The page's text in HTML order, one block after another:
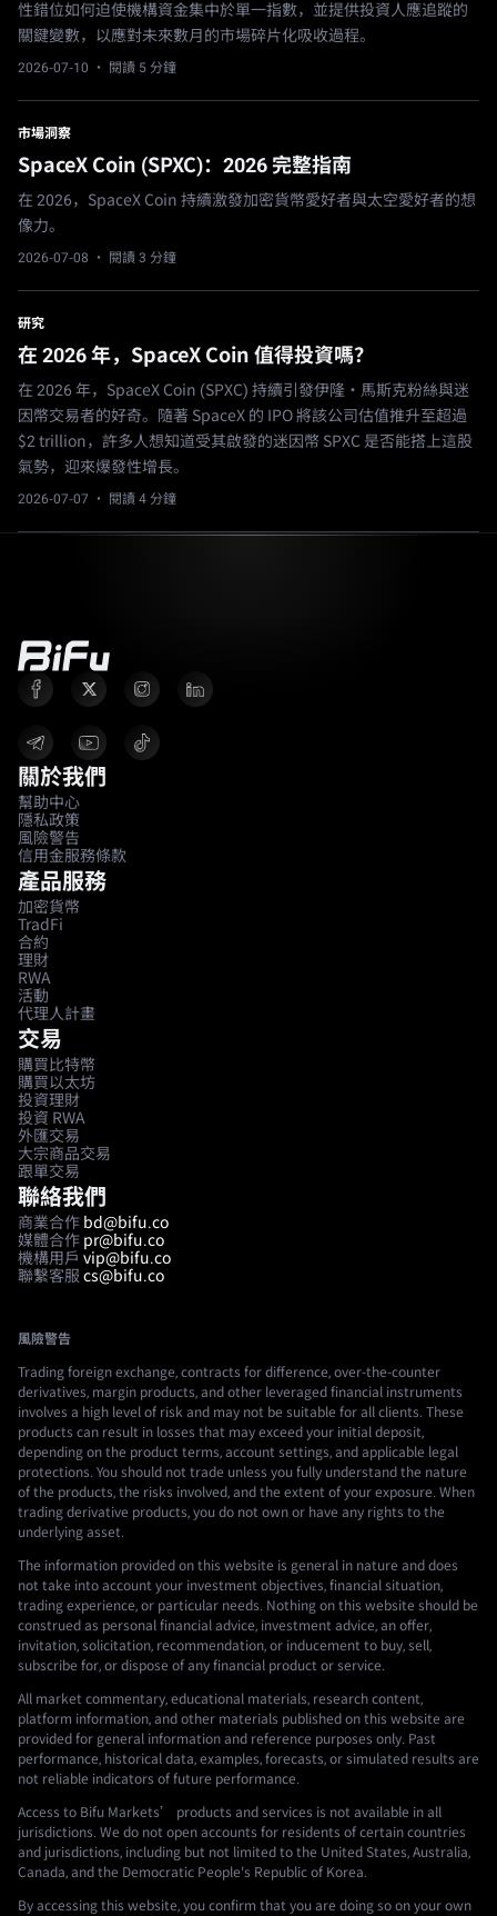
性錯位如何迫使機構資金集中於單一指數，並提供投資人應追蹤的
關鍵變數，以應對未來數月的市場碎片化吸收過程。
2026-07-10 · 閱讀 5 分鐘
市場洞察
SpaceX Coin (SPXC)：2026 完整指南
在 2026，SpaceX Coin 持續激發加密貨幣愛好者與太空愛好者的想
像力。
2026-07-08 · 閱讀 3 分鐘
研究
在 2026 年，SpaceX Coin 值得投資嗎？
在 2026 年，SpaceX Coin (SPXC) 持續引發伊隆·馬斯克粉絲與迷
因幣交易者的好奇。隨著 SpaceX 的 IPO 將該公司估值推升至超過
$2 trillion，許多人想知道受其啟發的迷因幣 SPXC 是否能搭上這股
氣勢，迎來爆發性增長。
2026-07-07 · 閱讀 4 分鐘
關於我們
幫助中心
隱私政策
風險警告
信用金服務條款
產品服務
加密貨幣
TradFi
合約
理財
RWA
活動
代理人計畫
交易
購買比特幣
購買以太坊
投資理財
投資 RWA
外匯交易
大宗商品交易
跟單交易
聯絡我們
商業合作 bd@bifu.co
媒體合作 pr@bifu.co
機構用戶 vip@bifu.co
聯繫客服 cs@bifu.co
風險警告
Trading foreign exchange, contracts for difference, over-the-counter
derivatives, margin products, and other leveraged financial instruments
involves a high level of risk and may not be suitable for all clients. These
products can result in losses that may exceed your initial deposit,
depending on the product terms, account settings, and applicable legal
protections. You should not trade unless you fully understand the nature
of the products, the risks involved, and the extent of your exposure. When
trading derivative products, you do not own or have any rights to the
underlying asset.
The information provided on this website is general in nature and does
not take into account your investment objectives, financial situation,
trading experience, or particular needs. Nothing on this website should be
construed as personal financial advice, investment advice, an offer,
invitation, solicitation, recommendation, or inducement to buy, sell,
subscribe for, or dispose of any financial product or service.
All market commentary, educational materials, research content,
platform information, and other materials published on this website are
provided for general information and reference purposes only. Past
performance, historical data, examples, forecasts, or simulated results are
not reliable indicators of future performance.
Access to Bifu Markets’ products and services is not available in all
jurisdictions. We do not open accounts for residents of certain countries
and jurisdictions, including but not limited to the United States, Australia,
Canada, and the Democratic People's Republic of Korea.
By accessing this website, you confirm that you are doing so on your own